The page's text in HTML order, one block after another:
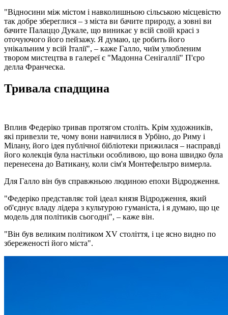
"Відносини між містом і навколишньою сільською місцевістю
так добре збереглися – з міста ви бачите природу, а зовні ви
бачите Палаццо Дукале, що виникає у всій своїй красі з
оточуючого його пейзажу. Я думаю, це робить його
унікальним у всій Італії", – каже Галло, чиїм улюбленим
твором мистецтва в галереї є "Мадонна Сенігаллії" П'єро
делла Франческа.
Тривала спадщина
Вплив Федеріко тривав протягом століть. Крім художників,
які привезли те, чому вони навчилися в Урбіно, до Риму і
Мілану, його ідея публічної бібліотеки прижилася – насправді
його колекція була настільки особливою, що вона швидко була
перенесена до Ватикану, коли сім'я Монтефельтро вимерла.
Для Галло він був справжньою людиною епохи Відродження.
"Федеріко представляє той ідеал князя Відродження, який
об'єднує владу лідера з культурою гуманіста, і я думаю, що це
модель для політиків сьогодні", – каже він.
"Він був великим політиком XV століття, і це ясно видно по
збереженості його міста".